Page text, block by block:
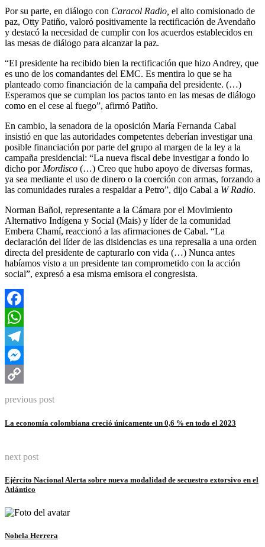
Por su parte, en diálogo con Caracol Radio, el alto comisionado de
paz, Otty Patiño, valoró positivamente la rectificación de Avendaño
y destacó la necesidad de cumplir con los acuerdos establecidos en
las mesas de diálogo para alcanzar la paz.
“El presidente ha recibido bien la rectificación que hizo Andrey, que
es uno de los comandantes del EMC. Es mentira lo que se ha
planteado como financiación de la campaña del presidente. (…)
Esperamos que se cumplan los pactos tanto en las mesas de diálogo
como en el cese al fuego”, afirmó Patiño.
En cambio, la senadora de la oposición María Fernanda Cabal
insistió en que las autoridades competentes deberían investigar una
posible financiación por parte del grupo al margen de la ley a la
campaña presidencial: “La nueva fiscal debe investigar a fondo lo
dicho por Mordisco (…) Creo que hubo apoyo de diversas formas,
ya sea mediante el uso de dinero o la coerción con armas, forzando a
las comunidades rurales a respaldar a Petro”, dijo Cabal a W Radio.
Norman Bañol, representante a la Cámara por el Movimiento
Alternativo Indígena y Social (Mais) y líder de la comunidad
Embera Chamí, reaccionó a las afirmaciones de Cabal. “La
declaración del líder de las disidencias es una represalia a una orden
directa del presidente de capturarlo con vida (…) Nunca antes
habíamos visto a un presidente tan comprometido con la acción
social”, expresó a esa misma emisora el congresista.
Facebook
WhatsApp
Telegram
Messenger
previous post
La economía colombiana creció únicamente un 0,6 % en todo el 2023
next post
Ejército Nacional Alerta sobre nueva modalidad de secuestro extorsivo en el
Atlántico
Nohela Herrera